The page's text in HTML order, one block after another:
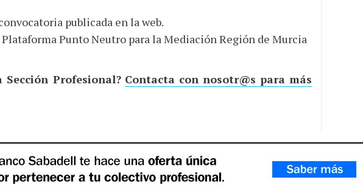
publicada en la web.
Punto Neutro para la Mediación Región de Murcia
Sección Profesional? Contacta con nosotr@s para más